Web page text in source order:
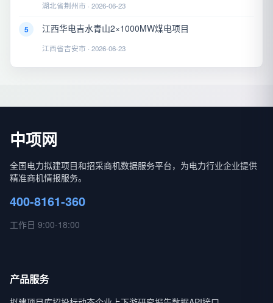
湖北省荆州市 · 2026-06-23
5 江西华电吉水青山2×1000MW煤电项目
江西省吉安市 · 2026-06-23
中项网
全国电力拟建项目和招采商机数据服务平台，为电力行业企业提供
精准商机情报服务。
400-8161-360
工作日 9:00-18:00
产品服务